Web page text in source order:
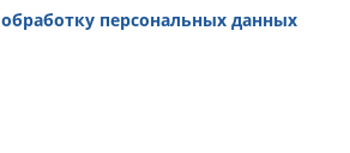
обработку персональных данных